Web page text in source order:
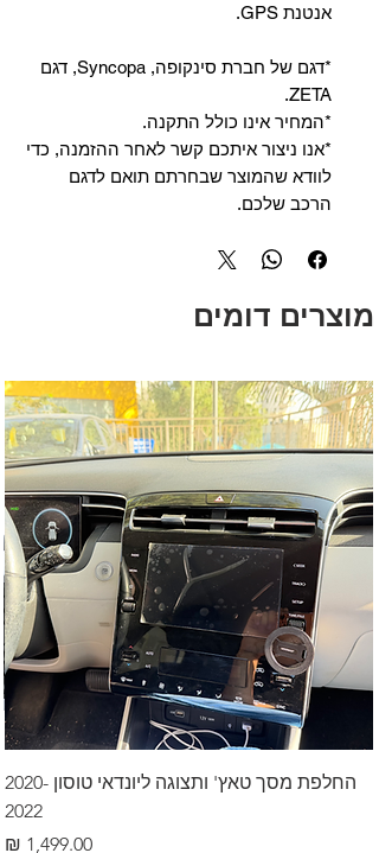
אנטנת GPS.
*דגם של חברת סינקופה, Syncopa, דגם
ZETA.
*המחיר אינו כולל התקנה.
*אנו ניצור איתכם קשר לאחר ההזמנה, כדי
לוודא שהמוצר שבחרתם תואם לדגם
הרכב שלכם.
מוצרים דומים
החלפת מסך טאץ' ותצוגה ליונדאי טוסון 2020-
2022
מחיר